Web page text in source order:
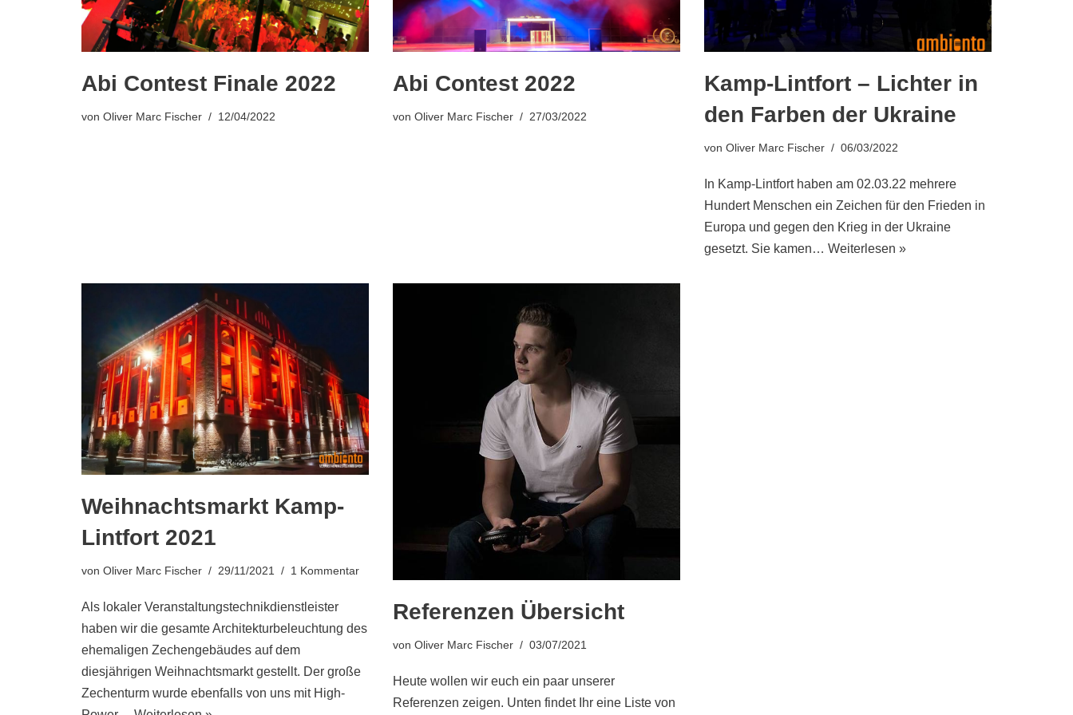
Abi Contest Finale 2022
von Oliver Marc Fischer 12/04/2022
Abi Contest 2022
von Oliver Marc Fischer 27/03/2022
Kamp-Lintfort – Lichter in
den Farben der Ukraine
von Oliver Marc Fischer 06/03/2022
In Kamp-Lintfort haben am 02.03.22 mehrere
Hundert Menschen ein Zeichen für den Frieden in
Europa und gegen den Krieg in der Ukraine
gesetzt. Sie kamen… Weiterlesen »
Weihnachtsmarkt Kamp-
Lintfort 2021
von Oliver Marc Fischer 29/11/2021 1 Kommentar
Als lokaler Veranstaltungstechnikdienstleister
haben wir die gesamte Architekturbeleuchtung des
ehemaligen Zechengebäudes auf dem
diesjährigen Weihnachtsmarkt gestellt. Der große
Zechenturm wurde ebenfalls von uns mit High-
Referenzen Übersicht
von Oliver Marc Fischer 03/07/2021
Heute wollen wir euch ein paar unserer
Referenzen zeigen. Unten findet Ihr eine Liste von